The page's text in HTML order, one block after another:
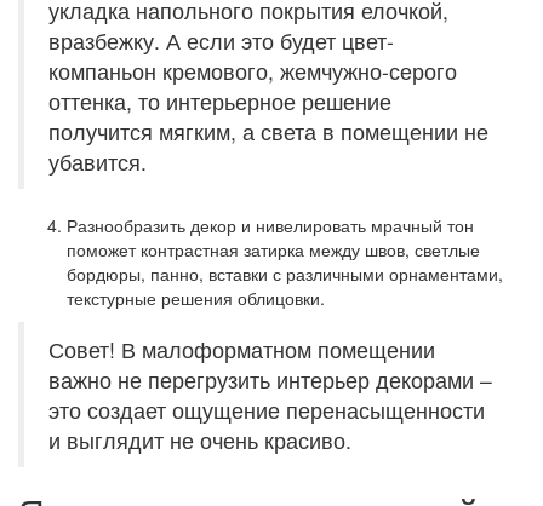
укладка напольного покрытия елочкой,
вразбежку. А если это будет цвет-
компаньон кремового, жемчужно-серого
оттенка, то интерьерное решение
получится мягким, а света в помещении не
убавится.
Разнообразить декор и нивелировать мрачный тон
поможет контрастная затирка между швов, светлые
бордюры, панно, вставки с различными орнаментами,
текстурные решения облицовки.
Совет! В малоформатном помещении
важно не перегрузить интерьер декорами –
это создает ощущение перенасыщенности
и выглядит не очень красиво.